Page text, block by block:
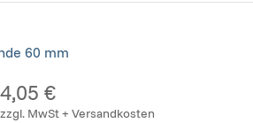
60 mm
4,05 €
zzgl. MwSt + Versandkosten